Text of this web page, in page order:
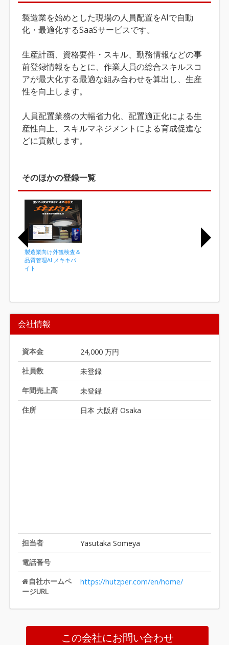
製造業を始めとした現場の人員配置をAIで自動
化・最適化するSaaSサービスです。
生産計画、資格要件・スキル、勤務情報などの事
前登録情報をもとに、作業人員の総合スキルスコ
アが最大化する最適な組み合わせを算出し、生産
性を向上します。
人員配置業務の大幅省力化、配置適正化による生
産性向上、スキルマネジメントによる育成促進な
どに貢献します。
そのほかの登録一覧
製造業向け外観検査＆
品質管理AI メキキバ
イト
I
t
e
m
1
o
f
1
会社情報
資本金
24,000 万円
社員数
未登録
年間売上高
未登録
住所
日本 大阪府 Osaka
担当者
Yasutaka Someya
電話番号
自社ホームペ
ージURL
https://hutzper.com/en/home/
この会社にお問い合わせ